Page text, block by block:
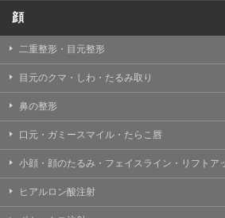
顔
二重整形・目元整形
目元のクマ・しわ・たるみ取り
鼻の整形
口元・ガミースマイル・たらこ唇
小顔・顔のたるみ・フェイスライン・リフトア
ヒアルロン酸注射